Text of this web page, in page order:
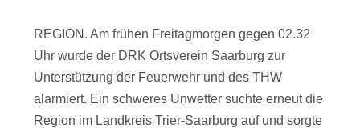
REGION. Am frühen Freitagmorgen gegen 02.32
Uhr wurde der DRK Ortsverein Saarburg zur
Unterstützung der Feuerwehr und des THW
alarmiert. Ein schweres Unwetter suchte erneut die
Region im Landkreis Trier-Saarburg auf und sorgte